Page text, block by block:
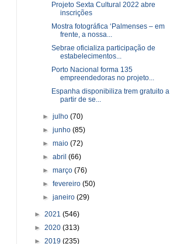
Projeto Sexta Cultural 2022 abre
inscrições
Mostra fotográfica ‘Palmenses – em
frente, a nossa...
Sebrae oficializa participação de
estabelecimentos...
Porto Nacional forma 135
empreendedoras no projeto...
Espanha disponibiliza trem gratuito a
partir de se...
►julho(70)
►junho(85)
►maio(72)
►abril(66)
►março(76)
►fevereiro(50)
►janeiro(29)
► 2021 (546)
► 2020 (313)
► 2019 (235)